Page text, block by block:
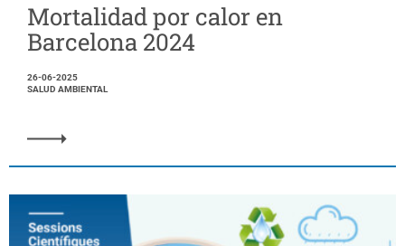
Mortalidad por calor en
Barcelona 2024
26-06-2025
SALUD AMBIENTAL